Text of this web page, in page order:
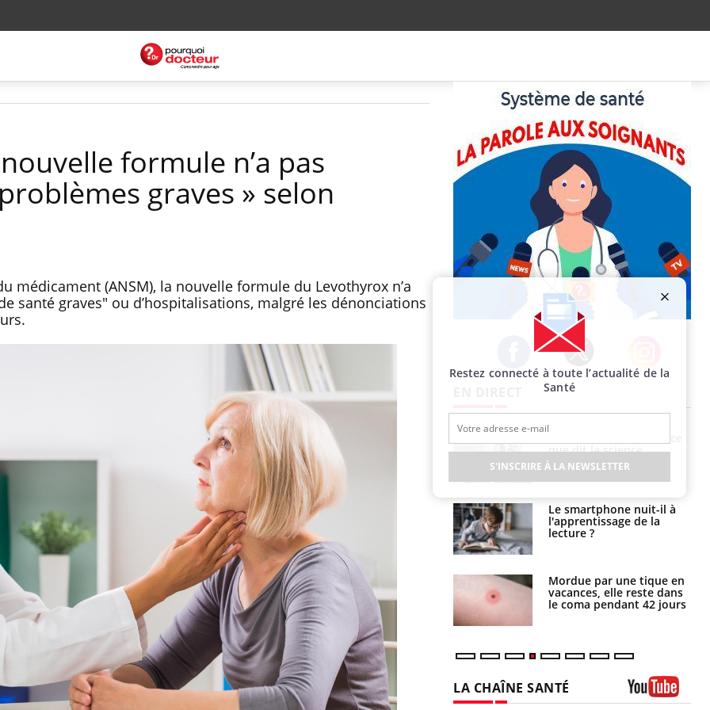
formule n’a pas
graves » selon
médicament (ANSM), la nouvelle formule du Levothyrox n’a
santé graves" ou d’hospitalisations, malgré les dénonciations
Facebook Twitter Instagram
noyade grimpe-t-il ?
freiner la propagation du
cancer ?
Pourquoi manger moins
de protéines pourrait
finalement être bénéfique
que dit la science
Le smartphone nuit-il à
l'apprentissage de la
lecture ?
Mordue par une tique en
vacances, elle reste dans
le coma pendant 42 jours
barracuda, une petite fille
secourue grâce à un
réflexe essentiel
Légionellose en Suisse :
quelle est l’origine de la
contamination ?
Allergies alimentaires :
une nouvelle arme contre
les réactions sévères
LA CHAÎNE SANTÉ
Restez connecté à toute l’actualité de la
Santé
S'INSCRIRE À LA NEWSLETTER